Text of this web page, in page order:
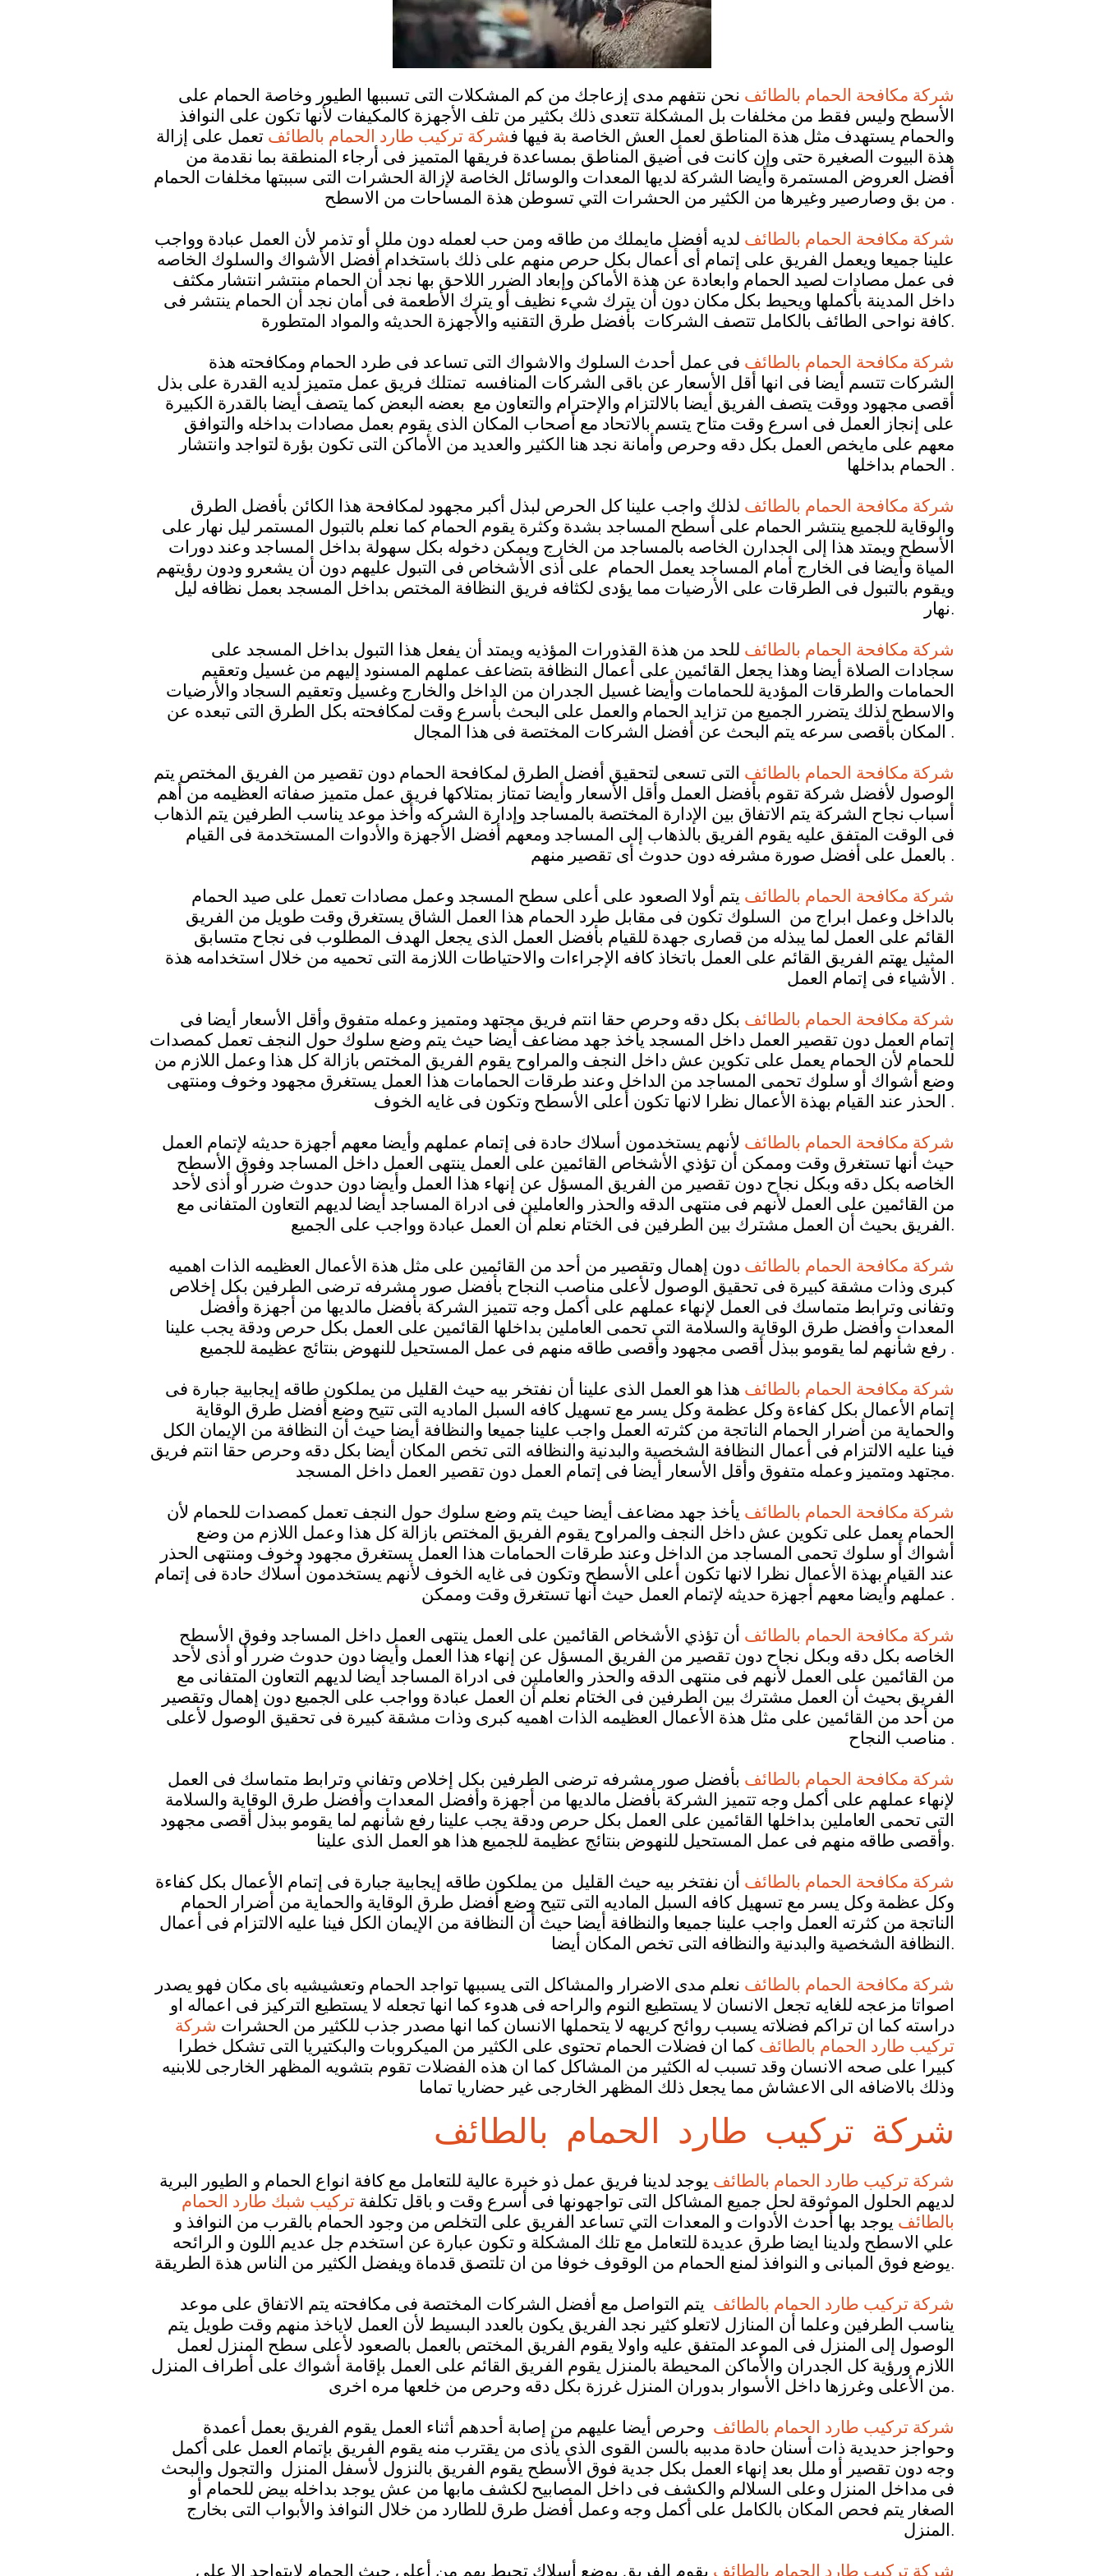
شركة مكافحة الحمام بالطائف نحن نتفهم مدى إزعاجك من كم المشكلات التى تسببها الطيور وخاصة الحمام على
الأسطح وليس فقط من مخلفات بل المشكلة تتعدى ذلك بكثير من تلف الأجهزة كالمكيفات لأنها تكون على النوافذ
والحمام يستهدف مثل هذة المناطق لعمل العش الخاصة بة فيها فشركة تركيب طارد الحمام بالطائف تعمل على إزالة
هذة البيوت الصغيرة حتى وإن كانت فى أضيق المناطق بمساعدة فريقها المتميز فى أرجاء المنطقة بما نقدمة من
أفضل العروض المستمرة وأيضا الشركة لديها المعدات والوسائل الخاصة لإزالة الحشرات التى سببتها مخلفات الحمام
من بق وصارصير وغيرها من الكثير من الحشرات التي تسوطن هذة المساحات من الاسطح .
شركة مكافحة الحمام بالطائف لديه أفضل مايملك من طاقه ومن حب لعمله دون ملل أو تذمر لأن العمل عبادة وواجب
علينا جميعا ويعمل الفريق على إتمام أى أعمال بكل حرص منهم على ذلك باستخدام أفضل الأشواك والسلوك الخاصه
فى عمل مصادات لصيد الحمام وابعادة عن هذة الأماكن وإبعاد الضرر اللاحق بها نجد أن الحمام منتشر انتشار مكثف
داخل المدينة بأكملها ويحيط بكل مكان دون أن يترك شيء نظيف أو يترك الأطعمة فى أمان نجد أن الحمام ينتشر فى
كافة نواحى الطائف بالكامل تتصف الشركات بأفضل طرق التقنيه والأجهزة الحديثه والمواد المتطورة.
شركة مكافحة الحمام بالطائف فى عمل أحدث السلوك والاشواك التى تساعد فى طرد الحمام ومكافحته هذة
الشركات تتسم أيضا فى انها أقل الأسعار عن باقى الشركات المنافسه تمتلك فريق عمل متميز لديه القدرة على بذل
أقصى مجهود ووقت يتصف الفريق أيضا بالالتزام والإحترام والتعاون مع بعضه البعض كما يتصف أيضا بالقدرة الكبيرة
على إنجاز العمل فى اسرع وقت متاح يتسم بالاتحاد مع أصحاب المكان الذى يقوم بعمل مصادات بداخله والتوافق
معهم على مايخص العمل بكل دقه وحرص وأمانة نجد هنا الكثير والعديد من الأماكن التى تكون بؤرة لتواجد وانتشار
الحمام بداخلها .
شركة مكافحة الحمام بالطائف لذلك واجب علينا كل الحرص لبذل أكبر مجهود لمكافحة هذا الكائن بأفضل الطرق
والوقاية للجميع ينتشر الحمام على أسطح المساجد بشدة وكثرة يقوم الحمام كما نعلم بالتبول المستمر ليل نهار على
الأسطح ويمتد هذا إلى الجدارن الخاصه بالمساجد من الخارج ويمكن دخوله بكل سهولة بداخل المساجد وعند دورات
المياة وأيضا فى الخارج أمام المساجد يعمل الحمام على أذى الأشخاص فى التبول عليهم دون أن يشعرو ودون رؤيتهم
ويقوم بالتبول فى الطرقات على الأرضيات مما يؤدى لكثافه فريق النظافة المختص بداخل المسجد بعمل نظافه ليل
نهار.
شركة مكافحة الحمام بالطائف للحد من هذة القذورات المؤذيه ويمتد أن يفعل هذا التبول بداخل المسجد على
سجادات الصلاة أيضا وهذا يجعل القائمين على أعمال النظافة بتضاعف عملهم المسنود إليهم من غسيل وتعقيم
الحمامات والطرقات المؤدية للحمامات وأيضا غسيل الجدران من الداخل والخارج وغسيل وتعقيم السجاد والأرضيات
والاسطح لذلك يتضرر الجميع من تزايد الحمام والعمل على البحث بأسرع وقت لمكافحته بكل الطرق التى تبعده عن
المكان بأقصى سرعه يتم البحث عن أفضل الشركات المختصة فى هذا المجال .
شركة مكافحة الحمام بالطائف التى تسعى لتحقيق أفضل الطرق لمكافحة الحمام دون تقصير من الفريق المختص يتم
الوصول لأفضل شركة تقوم بأفضل العمل وأقل الأسعار وأيضا تمتاز بمتلاكها فريق عمل متميز صفاته العظيمه من أهم
أسباب نجاح الشركة يتم الاتفاق بين الإدارة المختصة بالمساجد وإدارة الشركه وأخذ موعد يناسب الطرفين يتم الذهاب
فى الوقت المتفق عليه يقوم الفريق بالذهاب إلى المساجد ومعهم أفضل الأجهزة والأدوات المستخدمة فى القيام
بالعمل على أفضل صورة مشرفه دون حدوث أى تقصير منهم .
شركة مكافحة الحمام بالطائف يتم أولا الصعود على أعلى سطح المسجد وعمل مصادات تعمل على صيد الحمام
بالداخل وعمل ابراج من السلوك تكون فى مقابل طرد الحمام هذا العمل الشاق يستغرق وقت طويل من الفريق
القائم على العمل لما يبذله من قصارى جهدة للقيام بأفضل العمل الذى يجعل الهدف المطلوب فى نجاح متسابق
المثيل يهتم الفريق القائم على العمل باتخاذ كافه الإجراءات والاحتياطات اللازمة التى تحميه من خلال استخدامه هذة
الأشياء فى إتمام العمل .
شركة مكافحة الحمام بالطائف بكل دقه وحرص حقا انتم فريق مجتهد ومتميز وعمله متفوق وأقل الأسعار أيضا فى
إتمام العمل دون تقصير العمل داخل المسجد يأخذ جهد مضاعف أيضا حيث يتم وضع سلوك حول النجف تعمل كمصدات
للحمام لأن الحمام يعمل على تكوين عش داخل النجف والمراوح يقوم الفريق المختص بازالة كل هذا وعمل اللازم من
وضع أشواك أو سلوك تحمى المساجد من الداخل وعند طرقات الحمامات هذا العمل يستغرق مجهود وخوف ومنتهى
الحذر عند القيام بهذة الأعمال نظرا لانها تكون أعلى الأسطح وتكون فى غايه الخوف .
شركة مكافحة الحمام بالطائف لأنهم يستخدمون أسلاك حادة فى إتمام عملهم وأيضا معهم أجهزة حديثه لإتمام العمل
حيث أنها تستغرق وقت وممكن أن تؤذي الأشخاص القائمين على العمل ينتهى العمل داخل المساجد وفوق الأسطح
الخاصه بكل دقه وبكل نجاح دون تقصير من الفريق المسؤل عن إنهاء هذا العمل وأيضا دون حدوث ضرر أو أذى لأحد
من القائمين على العمل لأنهم فى منتهى الدقه والحذر والعاملين فى ادراة المساجد أيضا لديهم التعاون المتفانى مع
الفريق بحيث أن العمل مشترك بين الطرفين فى الختام نعلم أن العمل عبادة وواجب على الجميع.
شركة مكافحة الحمام بالطائف دون إهمال وتقصير من أحد من القائمين على مثل هذة الأعمال العظيمه الذات اهميه
كبرى وذات مشقة كبيرة فى تحقيق الوصول لأعلى مناصب النجاح بأفضل صور مشرفه ترضى الطرفين بكل إخلاص
وتفانى وترابط متماسك فى العمل لإنهاء عملهم على أكمل وجه تتميز الشركة بأفضل مالديها من أجهزة وأفضل
المعدات وأفضل طرق الوقاية والسلامة التى تحمى العاملين بداخلها القائمين على العمل بكل حرص ودقة يجب علينا
رفع شأنهم لما يقومو ببذل أقصى مجهود وأقصى طاقه منهم فى عمل المستحيل للنهوض بنتائج عظيمة للجميع .
شركة مكافحة الحمام بالطائف هذا هو العمل الذى علينا أن نفتخر بيه حيث القليل من يملكون طاقه إيجابية جبارة فى
إتمام الأعمال بكل كفاءة وكل عظمة وكل يسر مع تسهيل كافه السبل الماديه التى تتيح وضع أفضل طرق الوقاية
والحماية من أضرار الحمام الناتجة من كثرته العمل واجب علينا جميعا والنظافة أيضا حيث أن النظافة من الإيمان الكل
فينا عليه الالتزام فى أعمال النظافة الشخصية والبدنية والنظافه التى تخص المكان أيضا بكل دقه وحرص حقا انتم فريق
مجتهد ومتميز وعمله متفوق وأقل الأسعار أيضا فى إتمام العمل دون تقصير العمل داخل المسجد.
شركة مكافحة الحمام بالطائف يأخذ جهد مضاعف أيضا حيث يتم وضع سلوك حول النجف تعمل كمصدات للحمام لأن
الحمام يعمل على تكوين عش داخل النجف والمراوح يقوم الفريق المختص بازالة كل هذا وعمل اللازم من وضع
أشواك أو سلوك تحمى المساجد من الداخل وعند طرقات الحمامات هذا العمل يستغرق مجهود وخوف ومنتهى الحذر
عند القيام بهذة الأعمال نظرا لانها تكون أعلى الأسطح وتكون فى غايه الخوف لأنهم يستخدمون أسلاك حادة فى إتمام
عملهم وأيضا معهم أجهزة حديثه لإتمام العمل حيث أنها تستغرق وقت وممكن .
شركة مكافحة الحمام بالطائف أن تؤذي الأشخاص القائمين على العمل ينتهى العمل داخل المساجد وفوق الأسطح
الخاصه بكل دقه وبكل نجاح دون تقصير من الفريق المسؤل عن إنهاء هذا العمل وأيضا دون حدوث ضرر أو أذى لأحد
من القائمين على العمل لأنهم فى منتهى الدقه والحذر والعاملين فى ادراة المساجد أيضا لديهم التعاون المتفانى مع
الفريق بحيث أن العمل مشترك بين الطرفين فى الختام نعلم أن العمل عبادة وواجب على الجميع دون إهمال وتقصير
من أحد من القائمين على مثل هذة الأعمال العظيمه الذات اهميه كبرى وذات مشقة كبيرة فى تحقيق الوصول لأعلى
مناصب النجاح .
شركة مكافحة الحمام بالطائف بأفضل صور مشرفه ترضى الطرفين بكل إخلاص وتفانى وترابط متماسك فى العمل
لإنهاء عملهم على أكمل وجه تتميز الشركة بأفضل مالديها من أجهزة وأفضل المعدات وأفضل طرق الوقاية والسلامة
التى تحمى العاملين بداخلها القائمين على العمل بكل حرص ودقة يجب علينا رفع شأنهم لما يقومو ببذل أقصى مجهود
وأقصى طاقه منهم فى عمل المستحيل للنهوض بنتائج عظيمة للجميع هذا هو العمل الذى علينا.
شركة مكافحة الحمام بالطائف أن نفتخر بيه حيث القليل من يملكون طاقه إيجابية جبارة فى إتمام الأعمال بكل كفاءة
وكل عظمة وكل يسر مع تسهيل كافه السبل الماديه التى تتيح وضع أفضل طرق الوقاية والحماية من أضرار الحمام
الناتجة من كثرته العمل واجب علينا جميعا والنظافة أيضا حيث أن النظافة من الإيمان الكل فينا عليه الالتزام فى أعمال
النظافة الشخصية والبدنية والنظافه التى تخص المكان أيضا.
شركة مكافحة الحمام بالطائف نعلم مدى الاضرار والمشاكل التى يسببها تواجد الحمام وتعشيشيه باى مكان فهو يصدر
اصواتا مزعجه للغايه تجعل الانسان لا يستطيع النوم والراحه فى هدوء كما انها تجعله لا يستطيع التركيز فى اعماله او
دراسته كما ان تراكم فضلاته يسبب روائح كريهه لا يتحملها الانسان كما انها مصدر جذب للكثير من الحشرات شركة
تركيب طارد الحمام بالطائف كما ان فضلات الحمام تحتوى على الكثير من الميكروبات والبكتيريا التى تشكل خطرا
كبيرا على صحه الانسان وقد تسبب له الكثير من المشاكل كما ان هذه الفضلات تقوم بتشويه المظهر الخارجى للابنيه
وذلك بالاضافه الى الاعشاش مما يجعل ذلك المظهر الخارجى غير حضاريا تماما
شركة تركيب طارد الحمام بالطائف
شركة تركيب طارد الحمام بالطائف يوجد لدينا فريق عمل ذو خبرة عالية للتعامل مع كافة انواع الحمام و الطيور البرية
لديهم الحلول الموثوقة لحل جميع المشاكل التى تواجهونها فى أسرع وقت و باقل تكلفة تركيب شبك طارد الحمام
بالطائف يوجد بها أحدث الأدوات و المعدات التي تساعد الفريق على التخلص من وجود الحمام بالقرب من النوافذ و
علي الاسطح ولدينا ايضا طرق عديدة للتعامل مع تلك المشكلة و تكون عبارة عن استخدم جل عديم اللون و الرائحه
يوضع فوق المبانى و النوافذ لمنع الحمام من الوقوف خوفا من ان تلتصق قدماة ويفضل الكثير من الناس هذة الطريقة.
شركة تركيب طارد الحمام بالطائف يتم التواصل مع أفضل الشركات المختصة فى مكافحته يتم الاتفاق على موعد
يناسب الطرفين وعلما أن المنازل لاتعلو كثير نجد الفريق يكون بالعدد البسيط لأن العمل لاياخذ منهم وقت طويل يتم
الوصول إلى المنزل فى الموعد المتفق عليه واولا يقوم الفريق المختص بالعمل بالصعود لأعلى سطح المنزل لعمل
اللازم ورؤية كل الجدران والأماكن المحيطة بالمنزل يقوم الفريق القائم على العمل بإقامة أشواك على أطراف المنزل
من الأعلى وغرزها داخل الأسوار بدوران المنزل غرزة بكل دقه وحرص من خلعها مره اخرى.
شركة تركيب طارد الحمام بالطائف وحرص أيضا عليهم من إصابة أحدهم أثناء العمل يقوم الفريق بعمل أعمدة
وحواجز حديدية ذات أسنان حادة مدببه بالسن القوى الذى يأذى من يقترب منه يقوم الفريق بإتمام العمل على أكمل
وجه دون تقصير أو ملل بعد إنهاء العمل بكل جدية فوق الأسطح يقوم الفريق بالنزول لأسفل المنزل والتجول والبحث
فى مداخل المنزل وعلى السلالم والكشف فى داخل المصابيح لكشف مابها من عش يوجد بداخله بيض للحمام أو
الصغار يتم فحص المكان بالكامل على أكمل وجه وعمل أفضل طرق للطارد من خلال النوافذ والأبواب التى بخارج
المنزل.
شركة تركيب طارد الحمام بالطائف يقوم الفريق بوضع أسلاك تحيط بهم من أعلى حيث الحمام لايتواجد إلا على